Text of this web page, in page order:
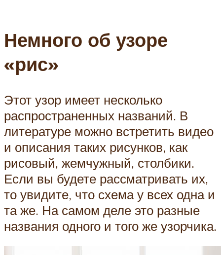
Немного об узоре
«рис»
Этот узор имеет несколько
распространенных названий. В
литературе можно встретить видео
и описания таких рисунков, как
рисовый, жемчужный, столбики.
Если вы будете рассматривать их,
то увидите, что схема у всех одна и
та же. На самом деле это разные
названия одного и того же узорчика.